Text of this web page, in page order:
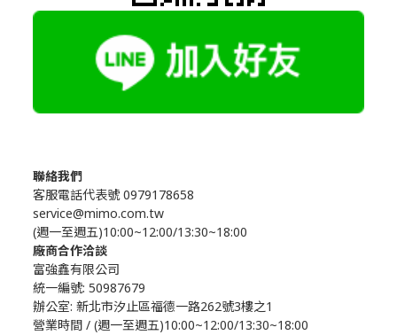
聯絡我們
客服電話代表號 0979178658
service@mimo.com.tw
(週一至週五)10:00~12:00/13:30~18:00
廠商合作洽談
富強鑫有限公司
統一編號: 50987679
辦公室: 新北市汐止區福德一路262號3樓之1
營業時間 / (週一至週五)10:00~12:00/13:30~18:00